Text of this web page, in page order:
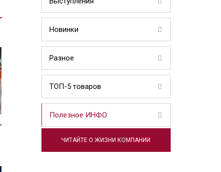
Новинки
Разное
ТОП-5 товаров
Полезное ИНФО
ЧИТАЙТЕ О ЖИЗНИ КОМПАНИИ